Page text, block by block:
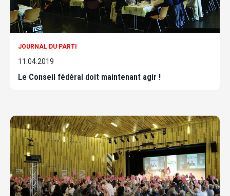
JOURNAL DU PARTI
11.04.2019
Le Conseil fédéral doit maintenant agir !